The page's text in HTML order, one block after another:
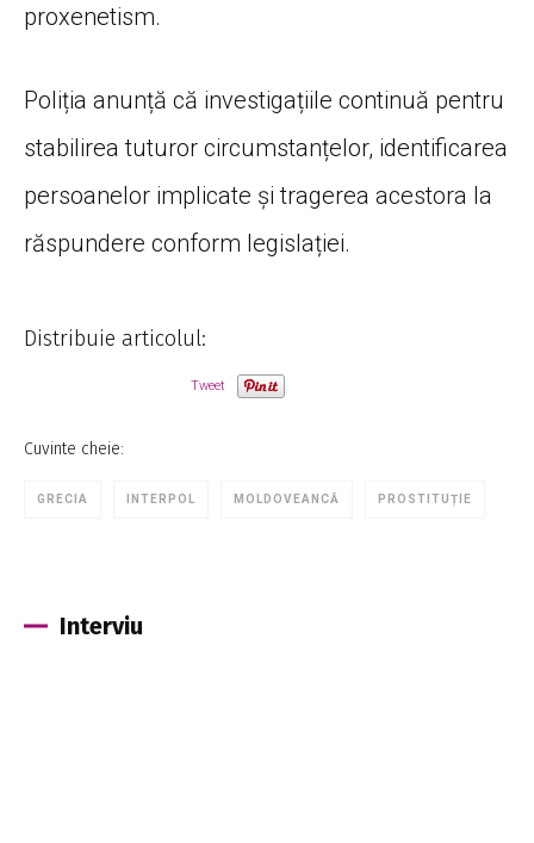
proxenetism.
Poliția anunță că investigațiile continuă pentru
stabilirea tuturor circumstanțelor, identificarea
persoanelor implicate și tragerea acestora la
răspundere conform legislației.
Distribuie articolul:
Tweet
Cuvinte cheie:
GRECIA INTERPOL MOLDOVEANCĂ PROSTITUȚIE
Interviu